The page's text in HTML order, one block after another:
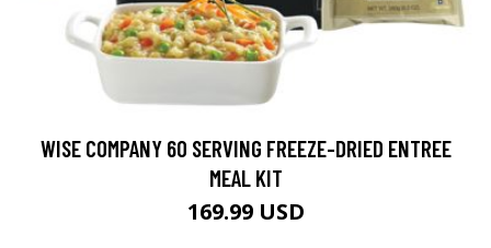
WISE COMPANY 60 SERVING FREEZE-DRIED ENTREE
MEAL KIT
169.99 USD